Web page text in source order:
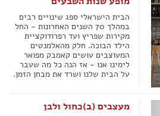
הבית הישראלי ספג שינויים רבים
במהלך 70 השנים האחרונות - החל
מקירות שפריץ ועד רפרודוקציית
הילד הבוכה. חלק מהאלמנטים
המעוצבים עושים קאמבק מפואר
לימינו אנו - אז הנה כל מה שעבר
על הבית שלנו ושרד את מבחן הזמן.
מעצבים (ב)כחול ולבן